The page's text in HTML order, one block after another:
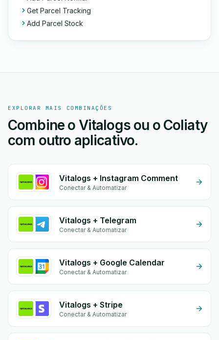
Get Parcel Tracking
Add Parcel Stock
EXPLORAR MAIS COMBINAÇÕES
Combine o Vitalogs ou o Coliaty
com outro aplicativo.
Vitalogs + Instagram Comment
Conectar & Automatizar
Vitalogs + Telegram
Conectar & Automatizar
Vitalogs + Google Calendar
Conectar & Automatizar
Vitalogs + Stripe
Conectar & Automatizar